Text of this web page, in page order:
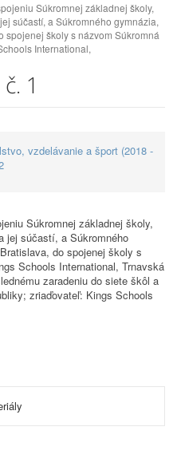
Súkromnej základnej školy,
súčastí, a Súkromného gymnázia,
spojenej školy s názvom Súkromná
International,
1
vzdelávanie a šport (2018 -
Súkromnej základnej školy,
jej súčastí, a Súkromného
do spojenej školy s
Schools International, Trnavská
zaradeniu do siete škôl a
zriaďovateľ: Kings Schools